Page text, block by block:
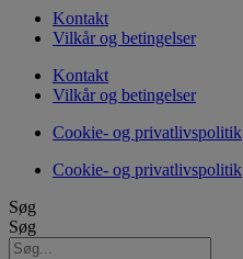
Kontakt
Vilkår og betingelser
Kontakt
Vilkår og betingelser
Cookie- og privatlivspolitik
Cookie- og privatlivspolitik
Søg
Søg